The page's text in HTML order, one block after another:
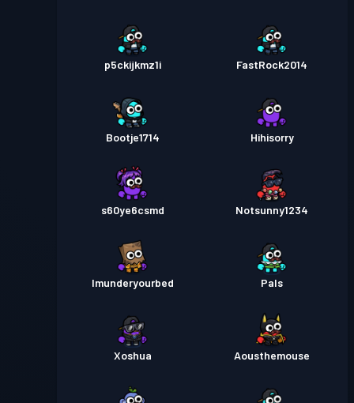
p5ckijkmz1i FastRock2014
Bootje1714 Hihisorry
s60ye6csmd Notsunny1234
Imunderyourbed Pals
Xoshua Aousthemouse